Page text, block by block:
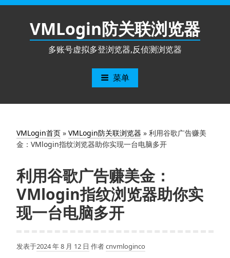
跳
VMLogin防关联浏览器
多账号虚拟多登浏览器,反侦测浏览器
菜单
VMLogin首页 » VMLogin防关联浏览器 » 利用谷歌广告赚美
金：VMlogin指纹浏览器助你实现一台电脑多开
利用谷歌广告赚美金：
VMlogin指纹浏览器助你实
现一台电脑多开
发表于2024 年 8 月 12 日 作者cnvmloginco